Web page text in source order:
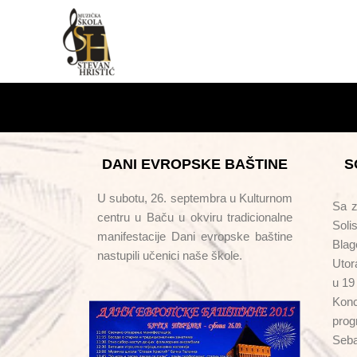
DANI EVROPSKE BAŠTINE
U subotu, 26. septembra u Kulturnom
centru u Baču u okviru tradicionalne
manifestacije Dani evropske baštine
nastupili učenici naše škole.
Sa
u